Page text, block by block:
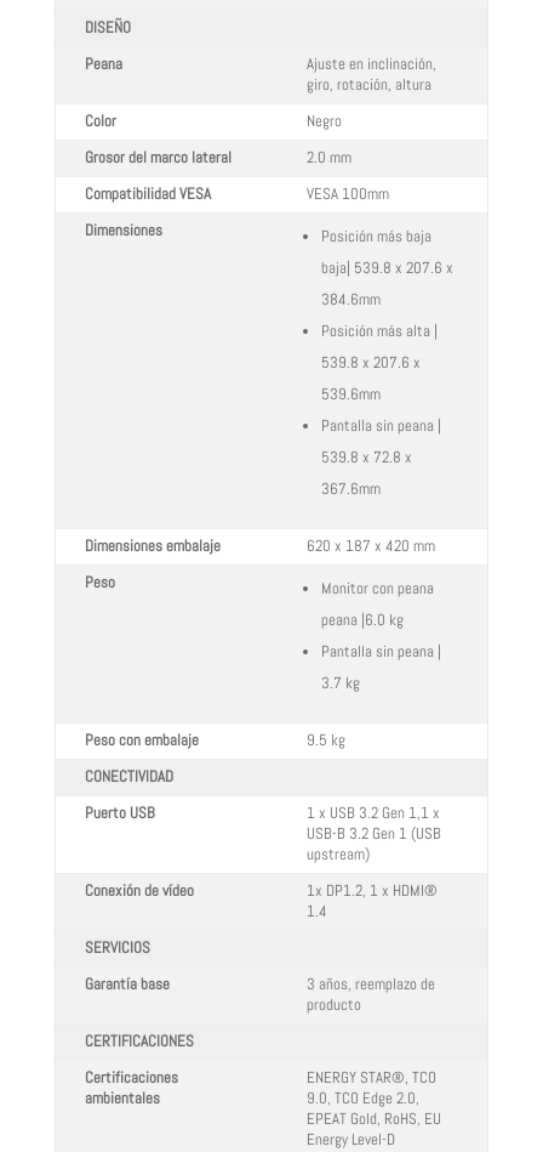
DISEÑO
Peana
Ajuste en inclinación,
giro, rotación, altura
Color
Negro
Grosor del marco lateral
2.0 mm
Compatibilidad VESA
VESA 100mm
Dimensiones
Posición más baja
baja| 539.8 x 207.6 x
384.6mm
Posición más alta |
539.8 x 207.6 x
539.6mm
Pantalla sin peana |
539.8 x 72.8 x
367.6mm
Dimensiones embalaje
620 x 187 x 420 mm
Peso
Monitor con peana
peana |6.0 kg
Pantalla sin peana |
3.7 kg
Peso con embalaje
9.5 kg
CONECTIVIDAD
Puerto USB
1 x USB 3.2 Gen 1,1 x
USB-B 3.2 Gen 1 (USB
upstream)
Conexión de vídeo
1x DP1.2, 1 x HDMI®
1.4
SERVICIOS
Garantía base
3 años, reemplazo de
producto
CERTIFICACIONES
Certificaciones
ambientales
ENERGY STAR®, TCO
9.0, TCO Edge 2.0,
EPEAT Gold, RoHS, EU
Energy Level-D